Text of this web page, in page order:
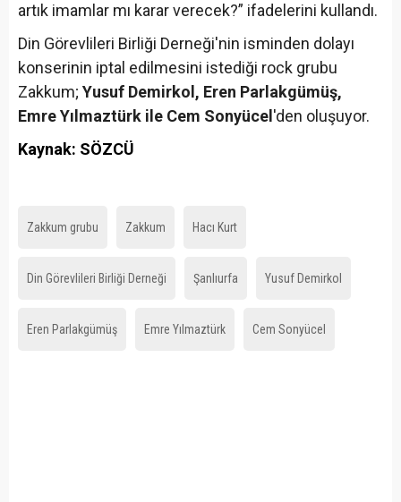
artık imamlar mı karar verecek?” ifadelerini kullandı.
Din Görevlileri Birliği Derneği'nin isminden dolayı
konserinin iptal edilmesini istediği rock grubu
Zakkum; Yusuf Demirkol, Eren Parlakgümüş,
Emre Yılmaztürk ile Cem Sonyücel 'den oluşuyor.
Kaynak: SÖZCÜ
Zakkum grubu Zakkum Hacı Kurt
Din Görevlileri Birliği Derneği Şanlıurfa Yusuf Demirkol
Eren Parlakgümüş Emre Yılmaztürk Cem Sonyücel